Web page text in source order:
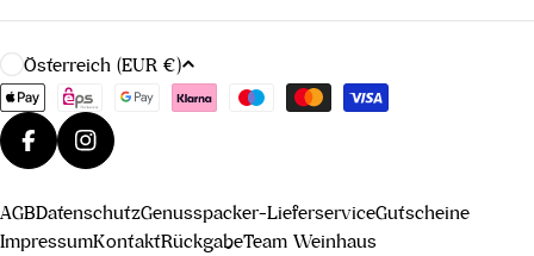
L
a
n
d
R
Österreich (EUR €)
Zahlungsmethoden
FacebookInstagram
AGBDatenschutzGenusspacker-LieferserviceGutscheine
ImpressumKontaktRückgabeTeam Weinhaus